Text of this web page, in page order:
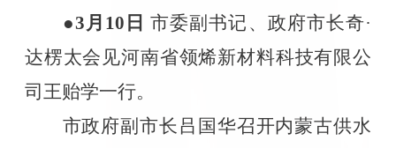
●3 月 10 日市委副书记、政府市长奇·
达楞太会见河南省领烯新材料科技有限公
司王贻学一行。
市政府副市长吕国华召开内蒙古供水